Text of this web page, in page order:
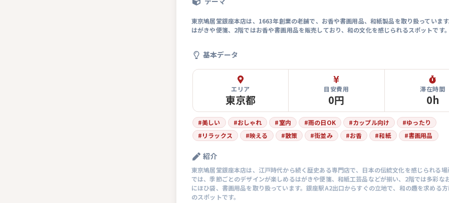
東京鳩居堂銀座本店は、1663年創業の老舗で、お香や書画用品、和紙製品を取り扱っていま
はがきや便箋、2階ではお香や書画用品を販売しており、和の文化を感じられるスポットです。
基本データ
エリア
東京都
目安費用
0円
滞在時間
0h
#美しい #おしゃれ #室内 #雨の日OK #カップル向け #ゆったり
#リラックス #映える #散策 #街並み #お香 #和紙 #書画用品
紹介
東京鳩居堂銀座本店は、江戸時代から続く歴史ある専門店で、日本の伝統文化を感じられる
では、季節ごとのデザインが楽しめるはがきや便箋、和紙工芸品などが揃い、2階では多彩な
にほひ袋、書画用品を取り扱っています。銀座駅A2出口からすぐの立地で、和の趣を求める
のスポットです。